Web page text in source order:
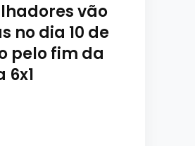
vão
no dia 10 de
pelo fim da
6x1